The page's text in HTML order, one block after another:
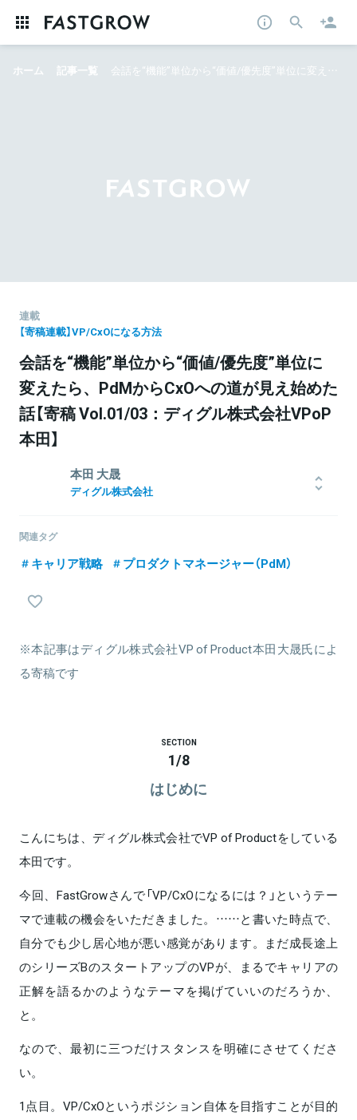
ホーム 記事一覧 会話を“機能”単位から“価値/優先度”単位に変えたら、PdMからCxOへの道が見え始めた話【寄稿 Vol.01/03：ディグル株式会社VPoP本田】
連載
【寄稿連載】VP/CxOになる方法
会話を“機能”単位から“価値/優先度”単位に
変えたら、PdMからCxOへの道が見え始めた
話【寄稿 Vol.01/03：ディグル株式会社VPoP
本田】
本田 大晟
ディグル株式会社
ータアナリストとしてプロダクト・ビジネス両面の意思決定支援に
当。 2022年8月よりディグル株式会社にPdMとして入社。2024年7
就任。
関連情報をみる
関連タグ
キャリア戦略 プロダクトマネージャー（PdM）
※本記事はディグル株式会社VP of Product本田大晟氏によ
る寄稿です
SECTION
1/8
はじめに
こんにちは、ディグル株式会社でVP of Productをしている
本田です。
今回、FastGrowさんで「VP/CxOになるには？」というテー
マで連載の機会をいただきました。……と書いた時点で、
自分でも少し居心地が悪い感覚があります。まだ成長途上
のシリーズBのスタートアップのVPが、まるでキャリアの
正解を語るかのようなテーマを掲げていいのだろうか、
と。
なので、最初に三つだけスタンスを明確にさせてくださ
い。
1点目。VP/CxOというポジション自体を目指すことが目的